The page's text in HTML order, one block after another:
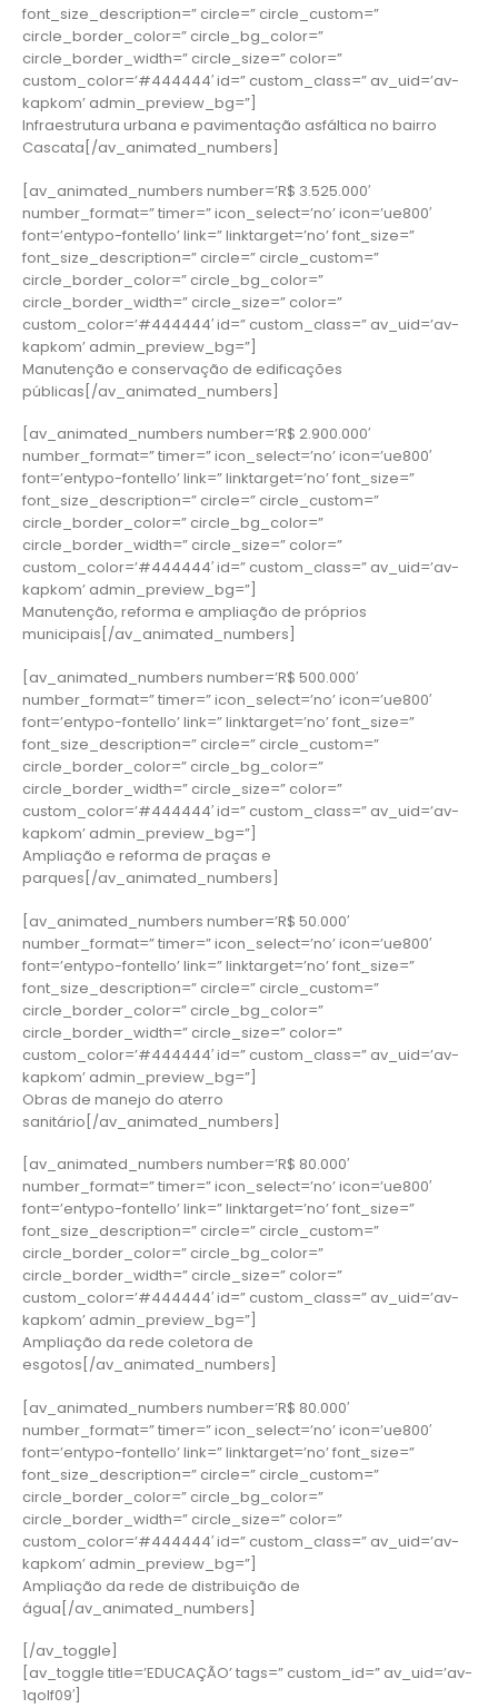
font_size_description=” circle=” circle_custom=”
circle_border_color=” circle_bg_color=”
circle_border_width=” circle_size=” color=”
custom_color=’#444444′ id=” custom_class=” av_uid=’av-
kapkom’ admin_preview_bg=”]
Infraestrutura urbana e pavimentação asfáltica no bairro
Cascata[/av_animated_numbers]
[av_animated_numbers number=’R$ 3.525.000′
number_format=” timer=” icon_select=’no’ icon=’ue800′
font=’entypo-fontello’ link=” linktarget=’no’ font_size=”
font_size_description=” circle=” circle_custom=”
circle_border_color=” circle_bg_color=”
circle_border_width=” circle_size=” color=”
custom_color=’#444444′ id=” custom_class=” av_uid=’av-
kapkom’ admin_preview_bg=”]
Manutenção e conservação de edificações
públicas[/av_animated_numbers]
[av_animated_numbers number=’R$ 2.900.000′
number_format=” timer=” icon_select=’no’ icon=’ue800′
font=’entypo-fontello’ link=” linktarget=’no’ font_size=”
font_size_description=” circle=” circle_custom=”
circle_border_color=” circle_bg_color=”
circle_border_width=” circle_size=” color=”
custom_color=’#444444′ id=” custom_class=” av_uid=’av-
kapkom’ admin_preview_bg=”]
Manutenção, reforma e ampliação de próprios
municipais[/av_animated_numbers]
[av_animated_numbers number=’R$ 500.000′
number_format=” timer=” icon_select=’no’ icon=’ue800′
font=’entypo-fontello’ link=” linktarget=’no’ font_size=”
font_size_description=” circle=” circle_custom=”
circle_border_color=” circle_bg_color=”
circle_border_width=” circle_size=” color=”
custom_color=’#444444′ id=” custom_class=” av_uid=’av-
kapkom’ admin_preview_bg=”]
Ampliação e reforma de praças e
parques[/av_animated_numbers]
[av_animated_numbers number=’R$ 50.000′
number_format=” timer=” icon_select=’no’ icon=’ue800′
font=’entypo-fontello’ link=” linktarget=’no’ font_size=”
font_size_description=” circle=” circle_custom=”
circle_border_color=” circle_bg_color=”
circle_border_width=” circle_size=” color=”
custom_color=’#444444′ id=” custom_class=” av_uid=’av-
kapkom’ admin_preview_bg=”]
Obras de manejo do aterro
sanitário[/av_animated_numbers]
[av_animated_numbers number=’R$ 80.000′
number_format=” timer=” icon_select=’no’ icon=’ue800′
font=’entypo-fontello’ link=” linktarget=’no’ font_size=”
font_size_description=” circle=” circle_custom=”
circle_border_color=” circle_bg_color=”
circle_border_width=” circle_size=” color=”
custom_color=’#444444′ id=” custom_class=” av_uid=’av-
kapkom’ admin_preview_bg=”]
Ampliação da rede coletora de
esgotos[/av_animated_numbers]
[av_animated_numbers number=’R$ 80.000′
number_format=” timer=” icon_select=’no’ icon=’ue800′
font=’entypo-fontello’ link=” linktarget=’no’ font_size=”
font_size_description=” circle=” circle_custom=”
circle_border_color=” circle_bg_color=”
circle_border_width=” circle_size=” color=”
custom_color=’#444444′ id=” custom_class=” av_uid=’av-
kapkom’ admin_preview_bg=”]
Ampliação da rede de distribuição de
água[/av_animated_numbers]
[/av_toggle]
[av_toggle title=’EDUCAÇÃO’ tags=” custom_id=” av_uid=’av-
1qolf09′]